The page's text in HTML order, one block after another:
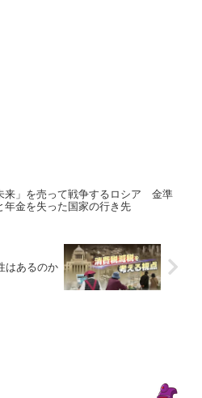
来」を売って戦争するロシア 金準
年金を失った国家の行き先
はあるのか